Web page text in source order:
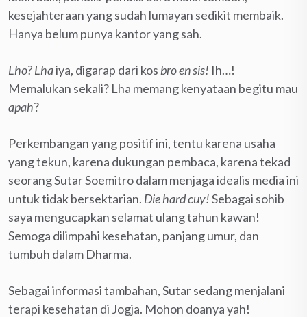
kesejahteraan yang sudah lumayan sedikit membaik.
Hanya belum punya kantor yang sah.
Lho?Lhaiya, digarap dari kos bro en sis! Ih…!
Memalukan sekali? Lha memang kenyataan begitu mau
apah?
Perkembangan yang positif ini, tentu karena usaha
yang tekun, karena dukungan pembaca, karena tekad
seorang Sutar Soemitro dalam menjaga idealis media ini
untuk tidak bersektarian. Die hard cuy!Sebagai sohib
saya mengucapkan selamat ulang tahun kawan!
Semoga dilimpahi kesehatan, panjang umur, dan
tumbuh dalam Dharma.
Sebagai informasi tambahan, Sutar sedang menjalani
terapi kesehatan di Jogja. Mohon doanya yah!